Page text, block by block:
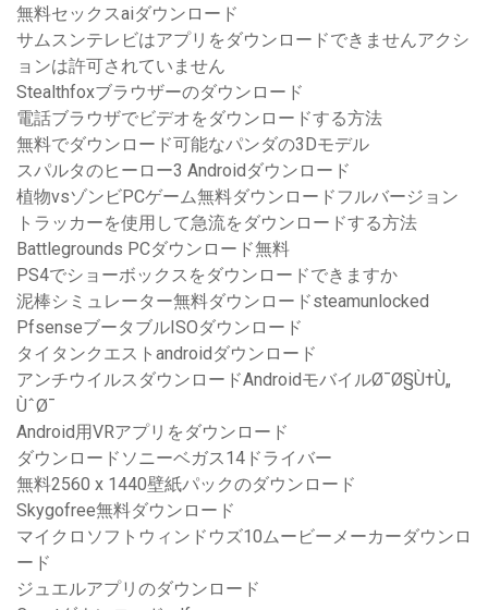
無料セックスaiダウンロード
サムスンテレビはアプリをダウンロードできませんアクシ
ョンは許可されていません
Stealthfoxブラウザーのダウンロード
電話ブラウザでビデオをダウンロードする方法
無料でダウンロード可能なパンダの3Dモデル
スパルタのヒーロー3 Androidダウンロード
植物vsゾンビPCゲーム無料ダウンロードフルバージョン
トラッカーを使用して急流をダウンロードする方法
Battlegrounds PCダウンロード無料
PS4でショーボックスをダウンロードできますか
泥棒シミュレーター無料ダウンロードsteamunlocked
PfsenseブータブルISOダウンロード
タイタンクエストandroidダウンロード
アンチウイルスダウンロードAndroidモバイルØ¯Ø§Ù†Ù„
ÙˆØ¯
Android用VRアプリをダウンロード
ダウンロードソニーベガス14ドライバー
無料2560 x 1440壁紙パックのダウンロード
Skygofree無料ダウンロード
マイクロソフトウィンドウズ10ムービーメーカーダウンロ
ード
ジュエルアプリのダウンロード